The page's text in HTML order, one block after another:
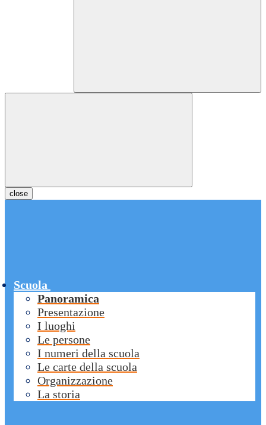
close
Scuola
Panoramica
Presentazione
I luoghi
Le persone
I numeri della scuola
Le carte della scuola
Organizzazione
La storia